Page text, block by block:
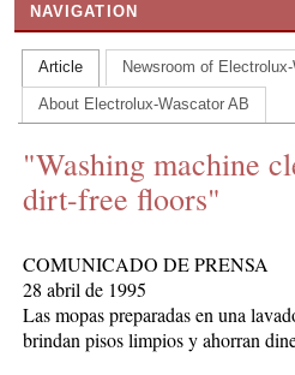
NAVIGATION
HOME
CONTACT US
INS MAIN WEBSITE
ABOUT US
Article Newsroom of
About Electrolux-Wascator AB
"Washing machine
dirt-free floors"
COMUNICADO DE PRENSA
28 abril de 1995
Las mopas preparadas en una
brindan pisos limpios y ahorran